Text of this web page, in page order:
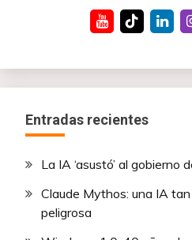
Entradas recientes
La IA ‘asustó’ al gobierno
Claude Mythos: una IA
peligrosa